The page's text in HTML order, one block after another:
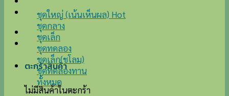
ตะกร้าสินค้า
ไม่มีสินค้าในตะกร้า
ชุดใหญ่ (เน้นเห็นผล)
ชุดกลาง
ชุดเล็ก
ชุดทดลอง
ชุดเล็ก(ชโลม)
ชุดทดลองทาน
ทั้งหมด